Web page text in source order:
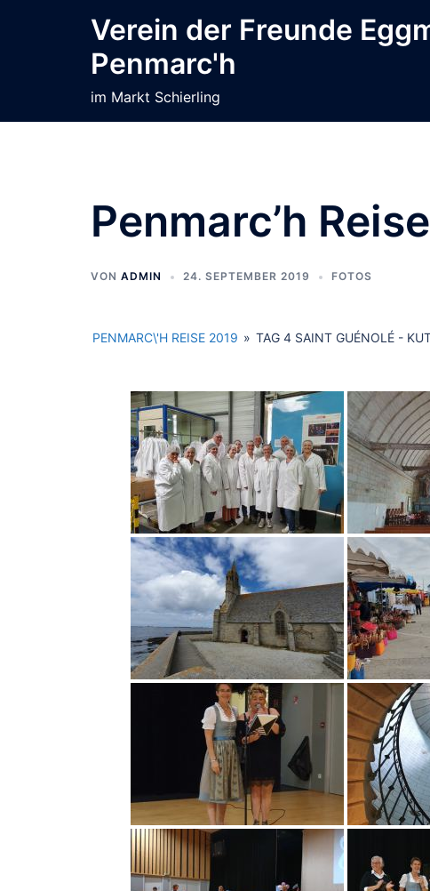
Verein der Freunde
Penmarc'h
im Markt Schierling
Penmarc’h
VON ADMIN 24. SEPTEMBER 2019 FOTOS
PENMARC\'H REISE 2019 » TAG 4 SAINT GUÉNOLÉ -